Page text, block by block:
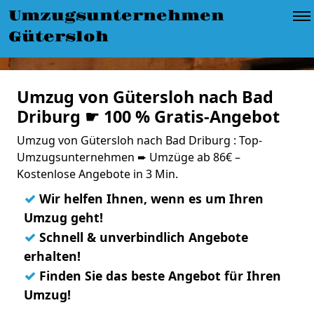
Umzugsunternehmen
Gütersloh
Umzug von Gütersloh nach Bad
Driburg ☛ 100 % Gratis-Angebot
Umzug von Gütersloh nach Bad Driburg : Top-
Umzugsunternehmen ➨ Umzüge ab 86€ –
Kostenlose Angebote in 3 Min.
✓ Wir helfen Ihnen, wenn es um Ihren
Umzug geht!
✓ Schnell & unverbindlich Angebote
erhalten!
✓ Finden Sie das beste Angebot für Ihren
Umzug!